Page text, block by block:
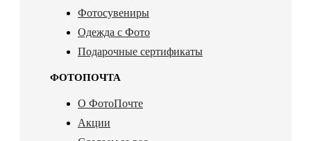
Фотосувениры
Одежда с Фото
Подарочные сертификаты
ФОТОПОЧТА
О ФотоПочте
Акции